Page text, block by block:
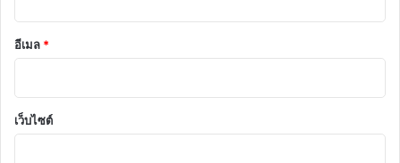
อีเมล *
เว็บไซต์